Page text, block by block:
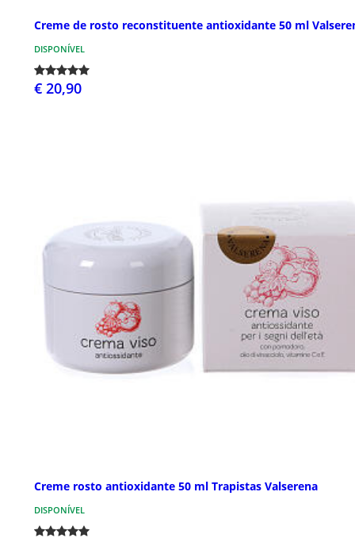
Creme de rosto reconstituente antioxidante 50 ml
DISPONÍVEL
€ 20,90
Creme rosto antioxidante 50 ml Trapistas Valserena
DISPONÍVEL